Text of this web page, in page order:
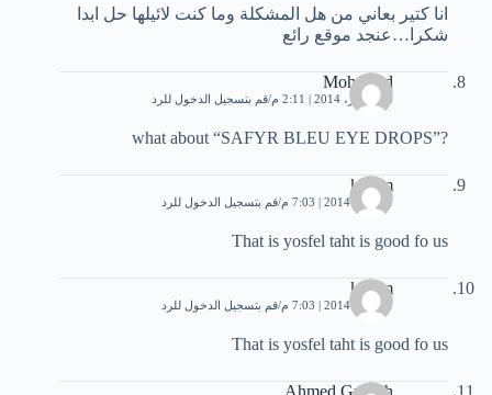
انا كتير بعاني من هل المشكلة وما كنت لائيلها حل ابدا
شكرا…عنجد موقع رائع
Mohamed
16 فبراير، 2014 | 2:11 م قم بتسجيل الدخول للرد
?”what about “SAFYR BLEU EYE DROPS
karam
1 أبريل، 2014 | 7:03 م قم بتسجيل الدخول للرد
That is yosfel taht is good fo us
karam
1 أبريل، 2014 | 7:03 م قم بتسجيل الدخول للرد
That is yosfel taht is good fo us
Ahmed Gubarh